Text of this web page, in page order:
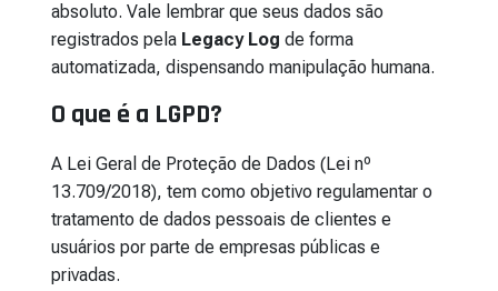
absoluto. Vale lembrar que seus dados são
registrados pela Legacy Log de forma
automatizada, dispensando manipulação humana.
O que é a LGPD?
A Lei Geral de Proteção de Dados (Lei nº
13.709/2018), tem como objetivo regulamentar o
tratamento de dados pessoais de clientes e
usuários por parte de empresas públicas e
privadas.